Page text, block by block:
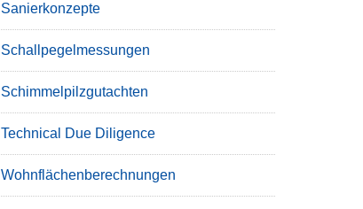
Sanierkonzepte
Schallpegelmessungen
Schimmelpilzgutachten
Technical Due Diligence
Wohnflächenberechnungen